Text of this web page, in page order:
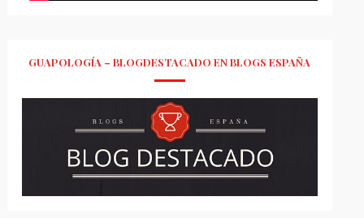
GUAPOLOGÍA – BLOGDESTACADO EN BLOGS ESPAÑA